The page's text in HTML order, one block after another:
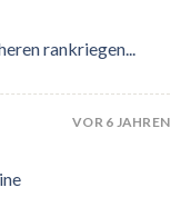
rankriegen...
VOR 6 JAHREN